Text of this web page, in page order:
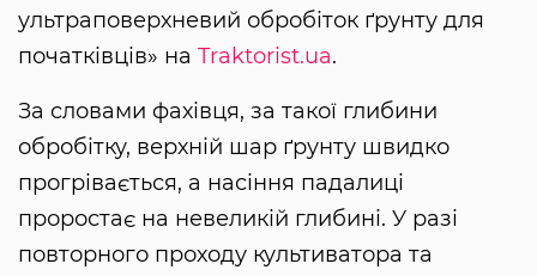
ультраповерхневий обробіток ґрунту для
початківців» на Traktorist.ua.
За словами фахівця, за такої глибини
обробітку, верхній шар ґрунту швидко
прогрівається, а насіння падалиці
проростає на невеликій глибині. У разі
повторного проходу культиватора та